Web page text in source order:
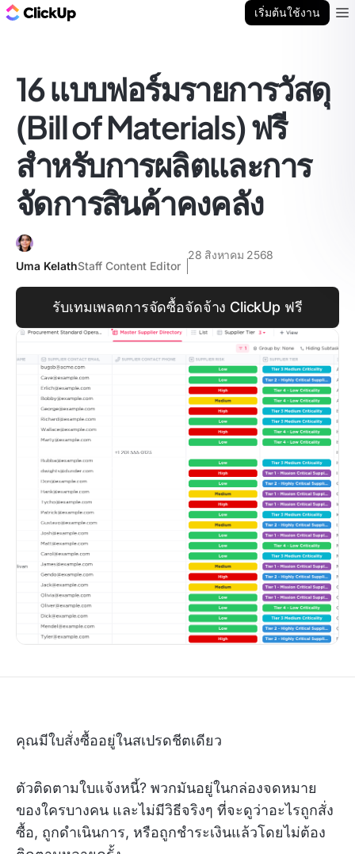
เริ่มต้นใช้งาน
16 แบบฟอร์มรายการวัสดุ
(Bill of Materials) ฟรี
สำหรับการผลิตและการ
จัดการสินค้าคงคลัง
Uma KelathStaff Content Editor
28 สิงหาคม 2568
รับเทมเพลตการจัดซื้อจัดจ้าง ClickUp ฟรี
คุณมีใบสั่งซื้ออยู่ในสเปรดชีตเดียว
ตัวติดตามใบแจ้งหนี้? พวกมันอยู่ในกล่องจดหมาย
ของใครบางคน และไม่มีวิธีจริงๆ ที่จะดูว่าอะไรถูกสั่ง
ซื้อ, ถูกดำเนินการ, หรือถูกชำระเงินแล้วโดยไม่ต้อง